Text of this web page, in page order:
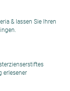
& lassen Sie Ihren
erlesener